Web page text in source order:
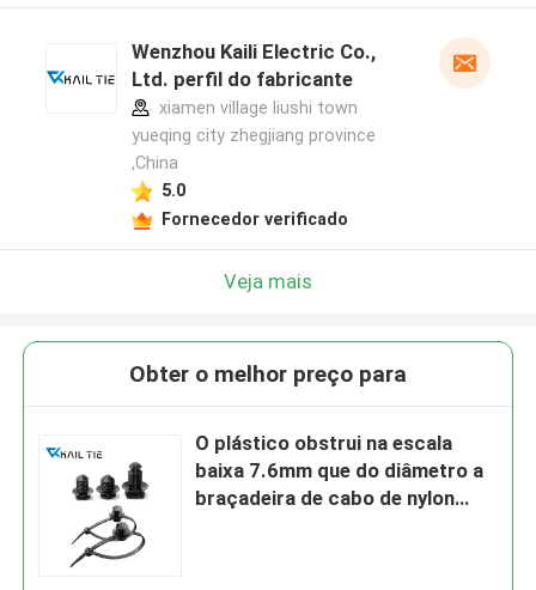
Wenzhou Kaili Electric Co.,
Ltd. perfil do fabricante
xiamen village liushi town
yueqing city zhegjiang province
,China
5.0
Fornecedor verificado
Veja mais
Obter o melhor preço para
O plástico obstrui na escala
baixa 7.6mm que do diâmetro a
braçadeira de cabo de nylon